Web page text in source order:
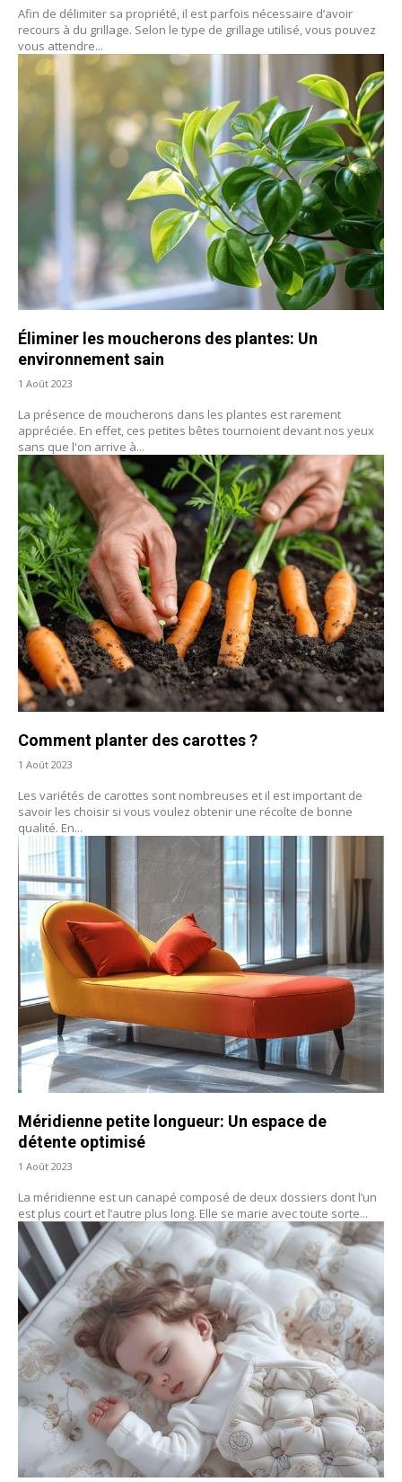
Afin de délimiter sa propriété, il est parfois nécessaire d’avoir
recours à du grillage. Selon le type de grillage utilisé, vous pouvez
vous attendre...
Éliminer les moucherons des plantes: Un
environnement sain
1 Août 2023
La présence de moucherons dans les plantes est rarement
appréciée. En effet, ces petites bêtes tournoient devant nos yeux
sans que l'on arrive à...
Comment planter des carottes ?
1 Août 2023
Les variétés de carottes sont nombreuses et il est important de
savoir les choisir si vous voulez obtenir une récolte de bonne
qualité. En...
Méridienne petite longueur: Un espace de
détente optimisé
1 Août 2023
La méridienne est un canapé composé de deux dossiers dont l’un
est plus court et l’autre plus long. Elle se marie avec toute sorte...